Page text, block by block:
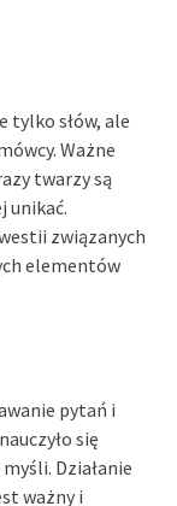
tylko słów, ale
Ważne
twarzy są
unikać.
związanych
elementów
pytań i
się
Działanie
ważny i